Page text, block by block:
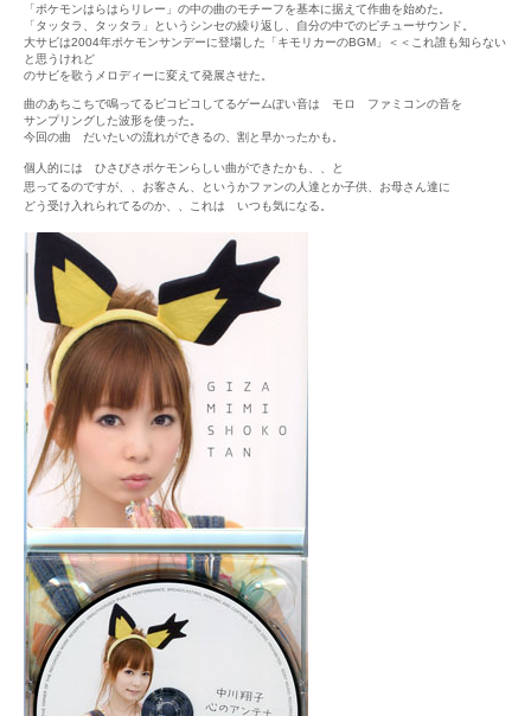
「ポケモンはらはらリレー」の中の曲のモチーフを基本に据えて作曲を始めた。
「タッタラ、タッタラ」というシンセの繰り返し、自分の中でのピチューサウンド。
大サビは2004年ポケモンサンデーに登場した「キモリカーのBGM」＜＜これ誰も知らない
と思うけれど
のサビを歌うメロディーに変えて発展させた。
曲のあちこちで鳴ってるピコピコしてるゲームぽい音は モロ ファミコンの音を
サンプリングした波形を使った。
今回の曲 だいたいの流れができるの、割と早かったかも。
個人的には ひさびさポケモンらしい曲ができたかも、、と
思ってるのですが、、お客さん、というかファンの人達とか子供、お母さん達に
どう受け入れられてるのか、、これは いつも気になる。